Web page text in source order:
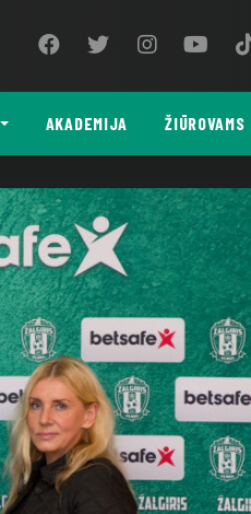
AKADEMIJA ŽIŪROVAMS